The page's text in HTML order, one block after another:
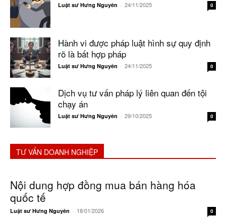
Luật sư Hưng Nguyên - 24/11/2025 0
Hành vi được pháp luật hình sự quy định
rõ là bất hợp pháp
Luật sư Hưng Nguyên - 24/11/2025 0
Dịch vụ tư vấn pháp lý liên quan đến tội
chạy án
Luật sư Hưng Nguyên - 29/10/2025 0
TƯ VẤN DOANH NGHIỆP
Nội dung hợp đồng mua bán hàng hóa
quốc tế
Luật sư Hưng Nguyên - 18/01/2026 0